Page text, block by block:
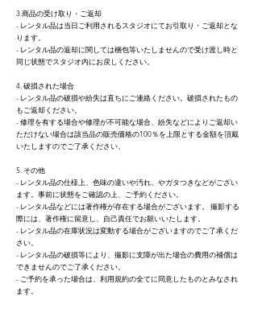
3.商品の受け取り・ご返却
- レンタル品は当日ご利用されるスタジオにてお引取り・ご返却とな
ります。
- レンタル品の返却に関しては梱包等いたしませんので受け渡し時と
同じ状態でスタジオ内にお戻しください。
4. 破損された場合
- レンタル品の破損や紛失は直ちにご連絡ください。破損されたもの
もご返却ください。
- 修理を有する場合や修理が不可能な場合、紛失などによりご返却い
ただけない場合は該当品の販売価格の100％を上限とする金額を頂戴
いたしますのでご了承ください。
5. その他
- レンタル品の仕様上、色味の違いや汚れ、やガタつきなどがござい
ます。事前に状態をご確認の上、ご予約ください。
- レンタル品などには著作権が存在する場合がございます。 撮影する
際には、著作権に留意し、自己責任でお願いいたします。
- レンタル品の在庫状況は変動する場合がございますのでご了承くだ
さい。
- レンタル品の破損等により、撮影に支障が出た場合の費用の補償は
できませんのでご了承ください。
- ご予約を承った場合は、利用規約の全てに同意したものとみなされ
ます。